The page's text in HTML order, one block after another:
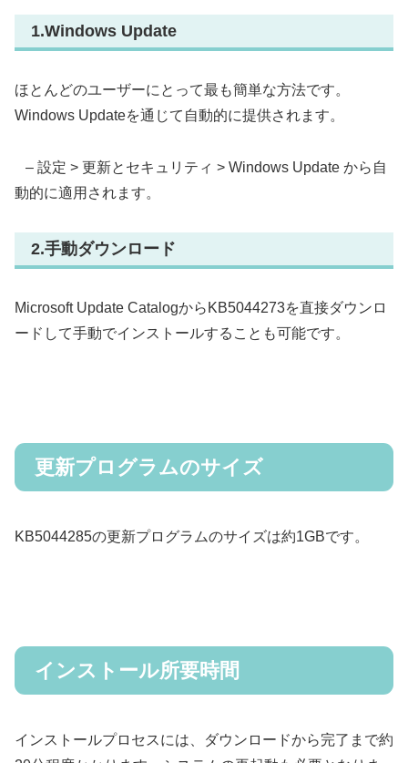
1.Windows Update
ほとんどのユーザーにとって最も簡単な方法です。
Windows Updateを通じて自動的に提供されます。
– 設定 > 更新とセキュリティ > Windows Update から自
動的に適用されます。
2.手動ダウンロード
Microsoft Update CatalogからKB5044273を直接ダウンロ
ードして手動でインストールすることも可能です。
更新プログラムのサイズ
KB5044285の更新プログラムのサイズは約1GBです。
インストール所要時間
インストールプロセスには、ダウンロードから完了まで約